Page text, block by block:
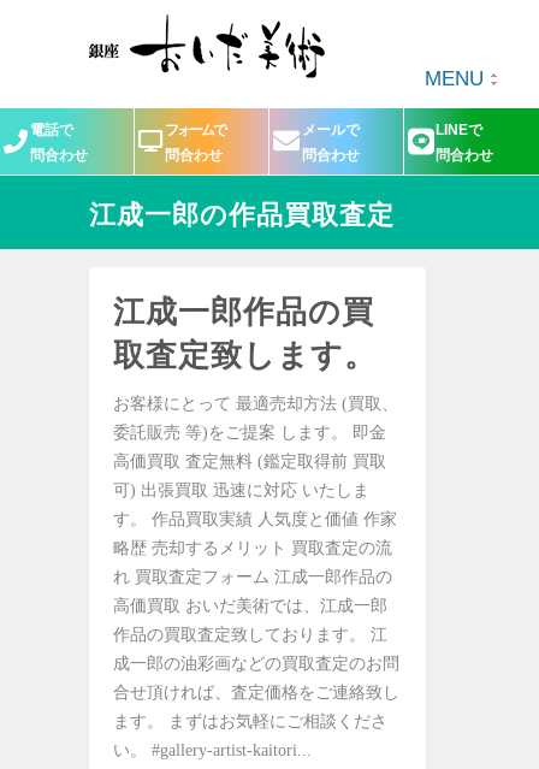
MENU
電話で
問合わせ
フォームで
問合わせ
メールで
問合わせ
LINEで
問合わせ
江成一郎の作品買取査定
江成一郎作品の買
取査定致します。
お客様にとって 最適売却方法 (買取、
委託販売 等)をご提案 します。 即金
高価買取 査定無料 (鑑定取得前 買取
可) 出張買取 迅速に対応 いたしま
す。 作品買取実績 人気度と価値 作家
略歴 売却するメリット 買取査定の流
れ 買取査定フォーム 江成一郎作品の
高価買取 おいだ美術では、江成一郎
作品の買取査定致しております。 江
成一郎の油彩画などの買取査定のお問
合せ頂ければ、査定価格をご連絡致し
ます。 まずはお気軽にご相談くださ
い。 #gallery-artist-kaitori...